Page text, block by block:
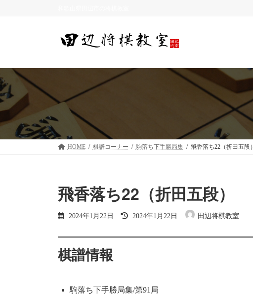
ス
キ
ッ
プ
ン
に
移
動
HOME 棋譜コーナー 駒落ち下手勝局集 飛香落ち22（折田五段）
飛香落ち22（折田五段）
2024年1月22日
最
新
2024年1月22日 田辺将棋教室
棋譜情報
駒落ち下手勝局集/第91局